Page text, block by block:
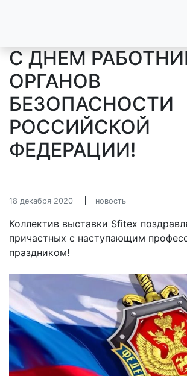
С ДНЕМ
ОРГАНОВ
БЕЗОПАСНОСТИ
РОССИЙСКОЙ
ФЕДЕРАЦИИ!
18 декабря 2020 новость
Коллектив выставки Sfitex
причастных с наступающим
праздником!